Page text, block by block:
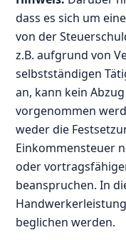
dass es sich um
von der
z.B. aufgrund von
selbstständigen
an, kann kein
vorgenommen
weder die
Einkommensteuer
oder
beanspruchen. In
beglichen werden.